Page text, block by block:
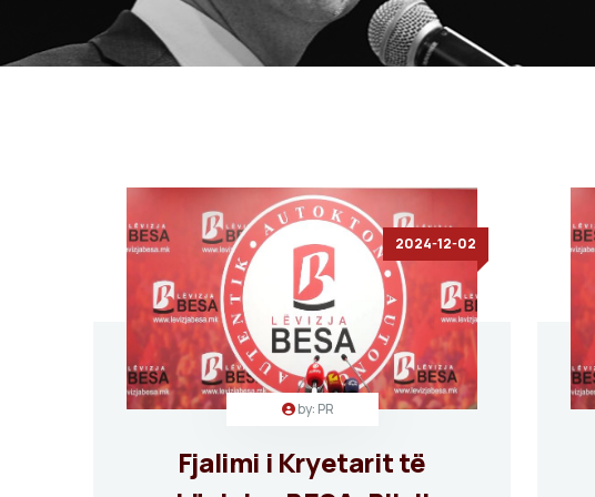
2024-12-02
by: PR
Fjalimi i Kryetarit të